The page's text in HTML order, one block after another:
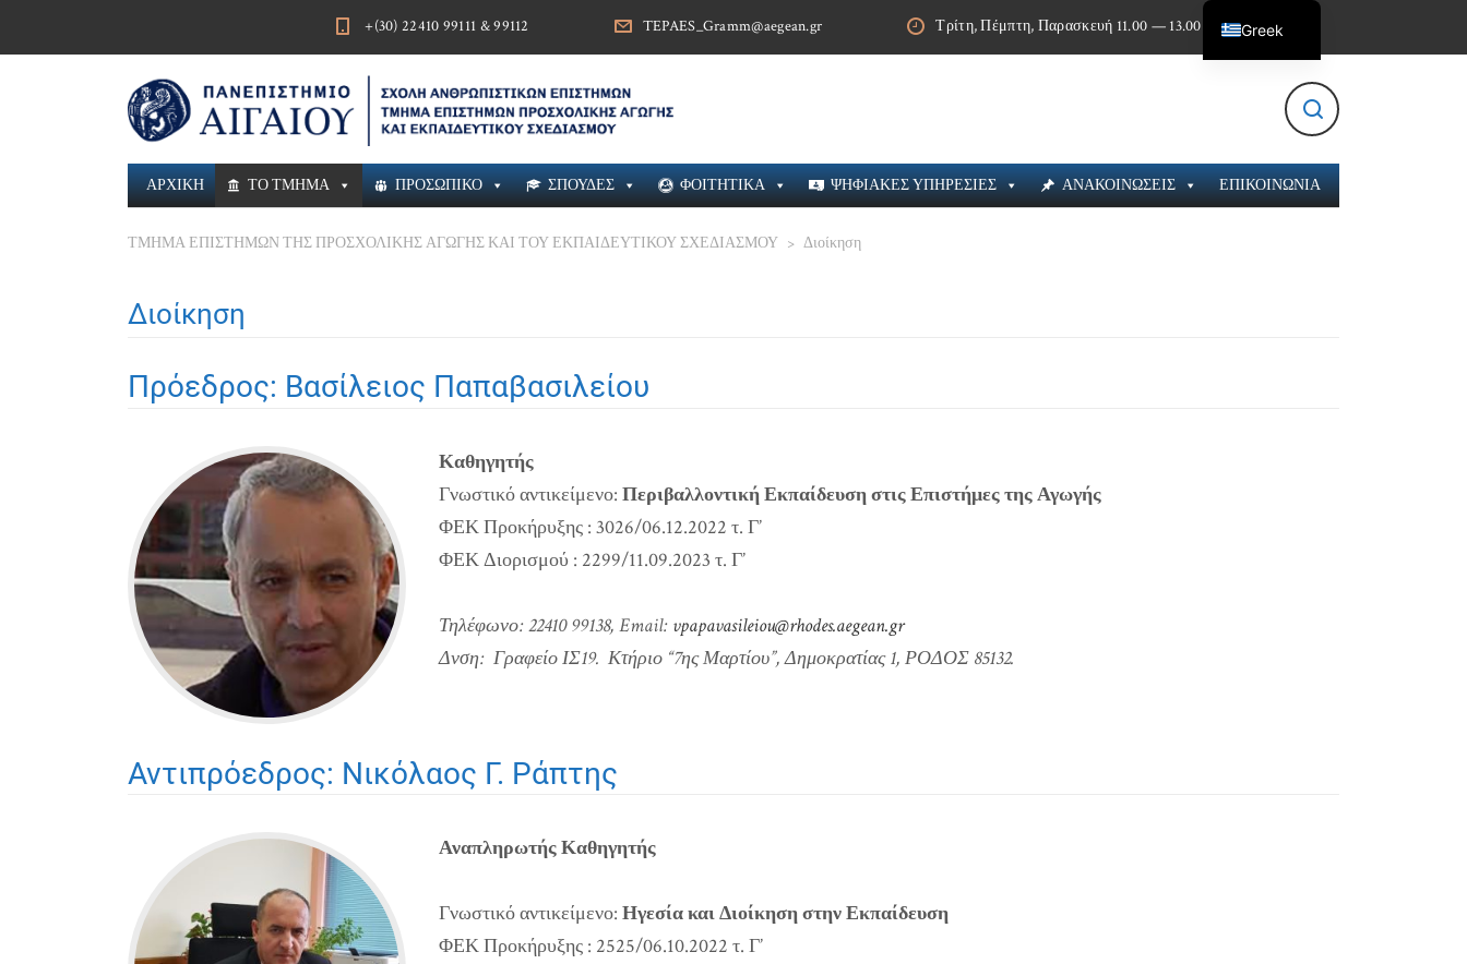
+(30) 22410 99111 & 99112 TEPAES_Gramm@aegean.gr Τρίτη, Πέμπτη, Παρασκευή 11.00 — 13.00
ΑΡΧΙΚΗ ΤΟ ΤΜΗΜΑ ΠΡΟΣΩΠΙΚΟ ΣΠΟΥΔΕΣ ΦΟΙΤΗΤΙΚΑ ΨΗΦΙΑΚΕΣ ΥΠΗΡΕΣΙΕΣ ΑΝΑΚΟΙΝΩΣΕΙΣ ΕΠΙΚΟΙΝΩΝΙΑ
ΤΜΗΜΑ ΕΠΙΣΤΗΜΩΝ ΤΗΣ ΠΡΟΣΧΟΛΙΚΗΣ ΑΓΩΓΗΣ ΚΑΙ ΤΟΥ ΕΚΠΑΙΔΕΥΤΙΚΟΥ ΣΧΕΔΙΑΣΜΟΥ > Διοίκηση
Διοίκηση
Πρόεδρος: Βασίλειος Παπαβασιλείου
Καθηγητής
Γνωστικό αντικείμενο: Περιβαλλοντική Εκπαίδευση στις Επιστήμες της Αγωγής
ΦΕΚ Προκήρυξης : 3026/06.12.2022 τ. Γ’
ΦΕΚ Διορισμού : 2299/11.09.2023 τ. Γ’
Τηλέφωνο: 22410 99138, Email: vpapavasileiou@rhodes.aegean.gr
Δνση: Γραφείο ΙΣ19. Κτήριο “7ης Μαρτίου”, Δημοκρατίας 1, ΡΟΔΟΣ 85132.
Αντιπρόεδρος: Νικόλαος Γ. Ράπτης
Αναπληρωτής Καθηγητής
Γνωστικό αντικείμενο: Ηγεσία και Διοίκηση στην Εκπαίδευση
ΦΕΚ Προκήρυξης : 2525/06.10.2022 τ. Γ’
Greek
English